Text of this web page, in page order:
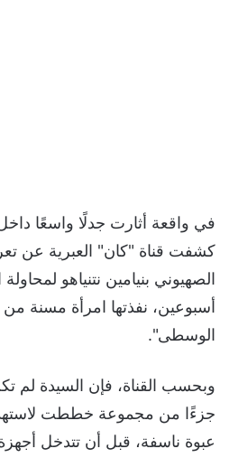
في واقعة أثارت جدلًا واسعًا داخل
كشفت قناة "كان" العبرية عن
الصهيوني بنيامين نتنياهو
أسبوعين، نفذتها امرأة مسنة
الوسطى".
وبحسب القناة، فإن السيدة لم
جزءًا من مجموعة خططت
عبوة ناسفة، قبل أن تتدخل